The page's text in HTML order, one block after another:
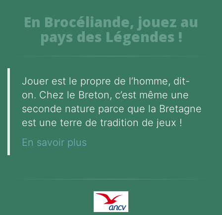
En Brocéliande, jouez au
pays des Légendes !
Jouer est le propre de l’homme, dit-
on. Chez le Breton, c’est même une
seconde nature parce que la Bretagne
est une terre de tradition de jeux !
En savoir plus